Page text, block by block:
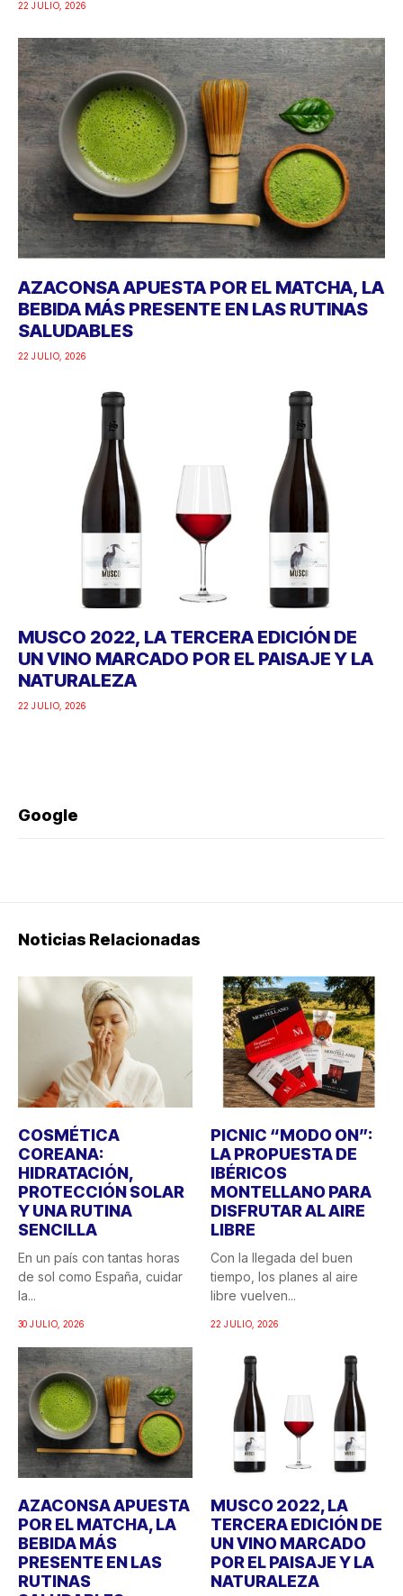
22 JULIO, 2026
AZACONSA APUESTA POR EL MATCHA, LA
BEBIDA MÁS PRESENTE EN LAS RUTINAS
SALUDABLES
22 JULIO, 2026
MUSCO 2022, LA TERCERA EDICIÓN DE
UN VINO MARCADO POR EL PAISAJE Y LA
NATURALEZA
22 JULIO, 2026
Google
Noticias Relacionadas
COSMÉTICA
COREANA:
HIDRATACIÓN,
PROTECCIÓN SOLAR
Y UNA RUTINA
SENCILLA
En un país con tantas horas
de sol como España, cuidar
la...
30 JULIO, 2026
PICNIC “MODO ON”:
LA PROPUESTA DE
IBÉRICOS
MONTELLANO PARA
DISFRUTAR AL AIRE
LIBRE
Con la llegada del buen
tiempo, los planes al aire
libre vuelven...
22 JULIO, 2026
AZACONSA APUESTA
POR EL MATCHA, LA
BEBIDA MÁS
PRESENTE EN LAS
RUTINAS
MUSCO 2022, LA
TERCERA EDICIÓN DE
UN VINO MARCADO
POR EL PAISAJE Y LA
NATURALEZA